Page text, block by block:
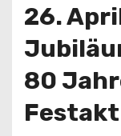
26.
80
Festakt